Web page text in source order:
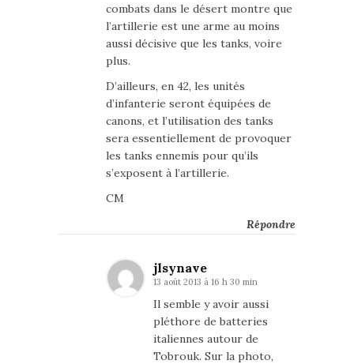
combats dans le désert montre que
l’artillerie est une arme au moins
aussi décisive que les tanks, voire
plus.
D’ailleurs, en 42, les unités
d’infanterie seront équipées de
canons, et l’utilisation des tanks
sera essentiellement de provoquer
les tanks ennemis pour qu’ils
s’exposent à l’artillerie.
CM
Répondre
jlsynave
13 août 2013 à 16 h 30 min
Il semble y avoir aussi
pléthore de batteries
italiennes autour de
Tobrouk. Sur la photo,